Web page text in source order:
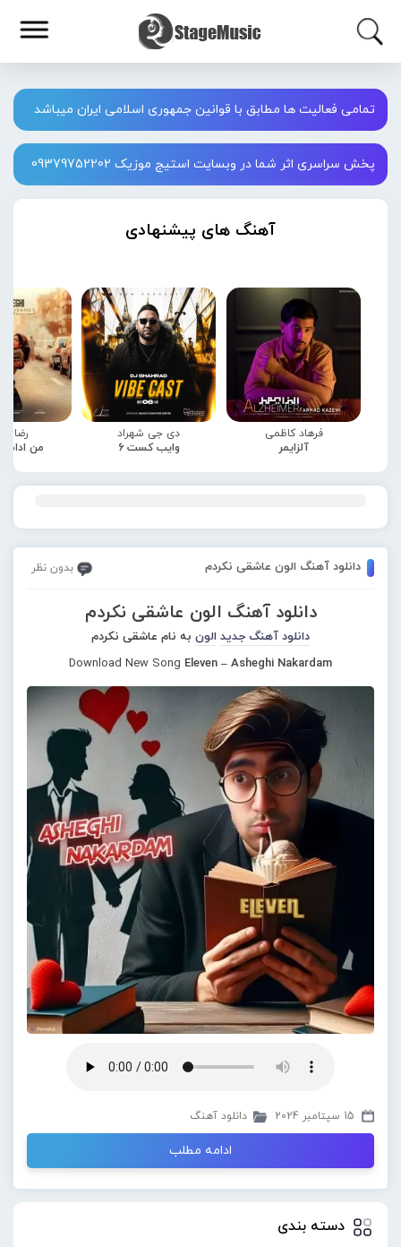
تمامی فعالیت ها مطابق با قوانین جمهوری اسلامی ایران میباشد
پخش سراسری اثر شما در وبسایت استیج موزیک 09379752202
آهنگ های پیشنهادی
فرهاد کاظمی
آلزایمر
دی جی شهراد
وایب کست 6
رضا
من
دانلود آهنگ الون عاشقی نکردم بدون نظر
دانلود آهنگ الون عاشقی نکردم
دانلود آهنگ جدید الون به نام عاشقی نکردم
Download New Song Eleven – Asheghi Nakardam
15 سپتامبر 2024 دانلود آهنگ
ادامه مطلب
دسته بندی